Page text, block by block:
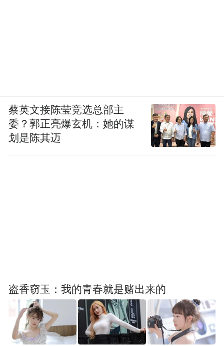
蔡英文接陈莹竞选总部主
委？郭正亮爆玄机：她的谋
划是陈其迈
盗香窃玉：我的青春就是赌出来的